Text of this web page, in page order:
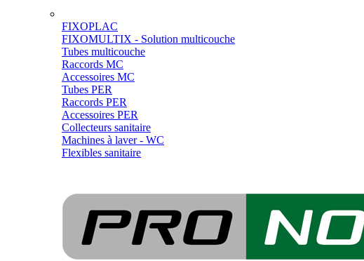
FIXOPLAC
FIXOMULTIX - Solution multicouche
Tubes multicouche
Raccords MC
Accessoires MC
Tubes PER
Raccords PER
Accessoires PER
Collecteurs sanitaire
Machines à laver - WC
Flexibles sanitaire